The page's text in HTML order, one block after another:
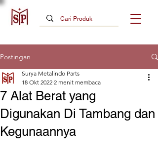
Postingan
7 Alat Berat yang
Digunakan Di Tambang dan
Kegunaannya
Surya Metalindo Parts
18 Okt 2022 2 menit membaca